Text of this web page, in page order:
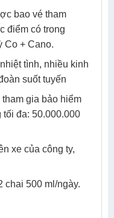
bao vé tham
điểm có trong
Co + Cano.
tình, nhiều kinh
suốt tuyến
gia bảo hiểm
đa: 50.000.000
xe của công ty,
chai 500 ml/ngày.